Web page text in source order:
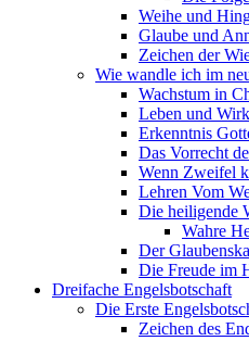
Weihe und
Glaube und
Zeichen der
Wie wandle ich im
Wachstum in
Leben und
Erkenntnis
Das Vorrecht
Wenn Zweifel
Lehren Vom
Die heiligende
Wahre
Der
Die Freude im
Dreifache Engelsbotschaft
Die Erste
Zeichen des